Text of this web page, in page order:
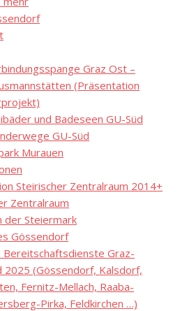
Graz Ost –
(Präsentation
und Badeseen GU-Süd
GU-Süd
Murauen
Steirischer Zentralraum 2014+
Zentralraum
der Steiermark
Gössendorf
Bereitschaftsdienste Graz-
2025 (Gössendorf, Kalsdorf,
Fernitz-Mellach, Raaba-
Pirka, Feldkirchen …)